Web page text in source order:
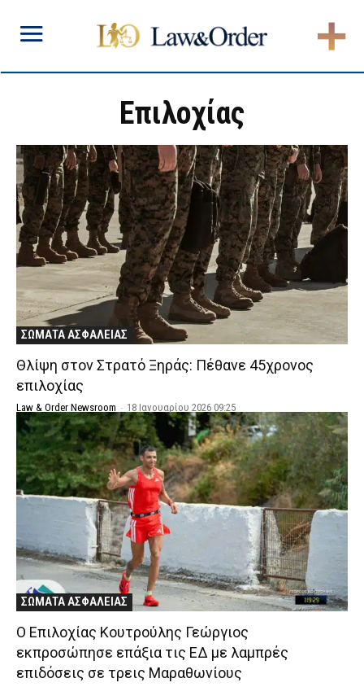
Επιλοχίας
ΣΩΜΑΤΑ ΑΣΦΑΛΕΙΑΣ
Θλίψη στον Στρατό Ξηράς: Πέθανε 45χρονος
επιλοχίας
Law & Order Newsroom - 18 Ιανουαρίου 2026 09:25
ΣΩΜΑΤΑ ΑΣΦΑΛΕΙΑΣ
Ο Επιλοχίας Κουτρούλης Γεώργιος
εκπροσώπησε επάξια τις ΕΔ με λαμπρές
επιδόσεις σε τρεις Μαραθωνίους